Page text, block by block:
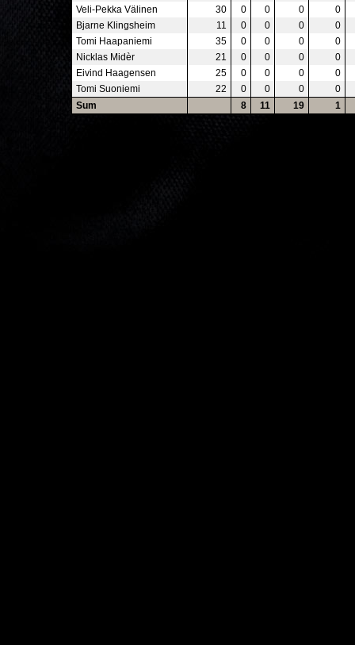
Veli-Pekka Välinen
30 0 0 0
0
Bjarne Klingsheim
11 0 0 0
0
Tomi Haapaniemi
35 0 0 0
0
Nicklas Midèr
21 0 0 0
0
Eivind Haagensen
25 0 0 0
0
Tomi Suoniemi
22 0 0 0
0
Sum
8 11 19 1